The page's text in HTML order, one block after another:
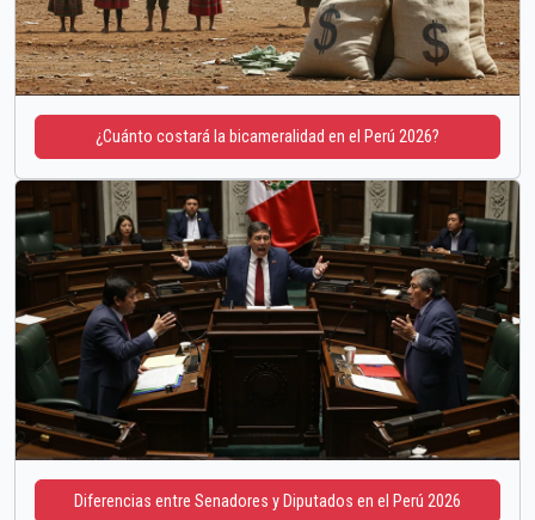
¿Cuánto costará la bicameralidad en el Perú 2026?
Diferencias entre Senadores y Diputados en el Perú 2026